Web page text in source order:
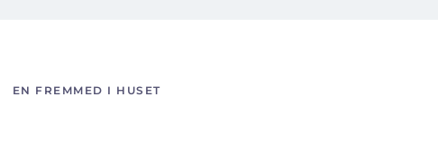
EN FREMMED I HUSET